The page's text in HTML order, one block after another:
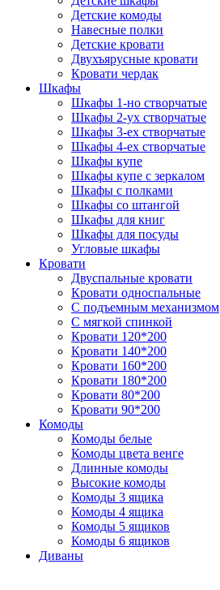
Детские комоды
Навесные полки
Детские кровати
Двухъярусные кровати
Кровати чердак
Шкафы
Шкафы 1-но створчатые
Шкафы 2-ух створчатые
Шкафы 3-ех створчатые
Шкафы 4-ех створчатые
Шкафы купе
Шкафы купе с зеркалом
Шкафы с полками
Шкафы со штангой
Шкафы для книг
Шкафы для посуды
Угловые шкафы
Кровати
Двуспальные кровати
Кровати односпальные
С подъемным механизмом
С мягкой спинкой
Кровати 120*200
Кровати 140*200
Кровати 160*200
Кровати 180*200
Кровати 80*200
Кровати 90*200
Комоды
Комоды белые
Комоды цвета венге
Длинные комоды
Высокие комоды
Комоды 3 ящика
Комоды 4 ящика
Комоды 5 ящиков
Комоды 6 ящиков
Диваны